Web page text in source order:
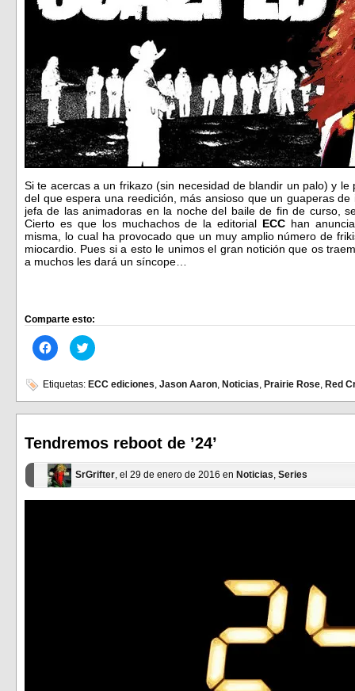
Si te acercas a un frikazo (sin necesidad de blandir un palo) y
del que espera una reedición, más ansioso que un guaperas
jefa de las animadoras en la noche del baile de fin de curso,
Cierto es que los muchachos de la editorial ECC han
misma, lo cual ha provocado que un muy amplio número de
miocardio. Pues si a esto le unimos el gran notición que os
a muchos les dará un síncope…
Comparte esto:
Haz
clic
en
Facebook
(Se
abre
ventana
nueva)
Haz
clic
en
(Se
abre
ventana
nueva)
Etiquetas: ECC ediciones, Jason Aaron, Noticias, Prairie Rose, Red
Tendremos reboot de ’24’
SrGrifter, el 29 de enero de 2016 en Noticias, Series